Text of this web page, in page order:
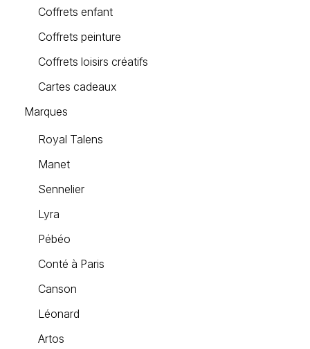
Coffrets enfant
Coffrets peinture
Coffrets loisirs créatifs
Cartes cadeaux
Marques
Royal Talens
Manet
Sennelier
Lyra
Pébéo
Conté à Paris
Canson
Léonard
Artos